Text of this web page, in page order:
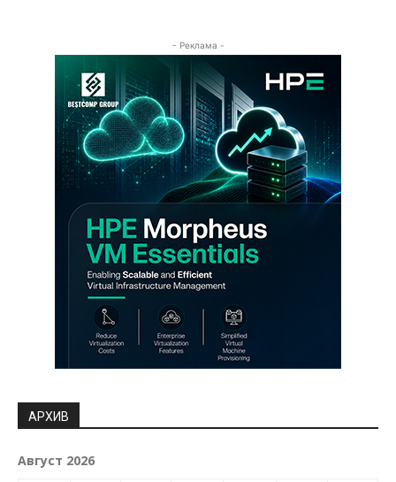
- Реклама -
АРХИВ
Август 2026